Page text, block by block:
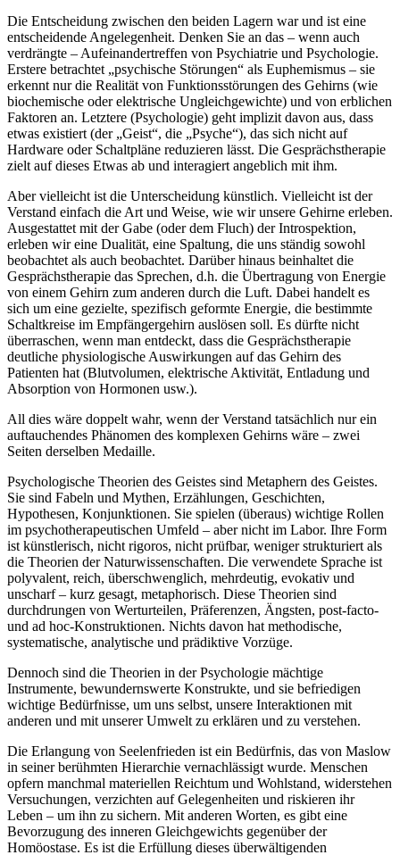
Die Entscheidung zwischen den beiden Lagern war und ist eine
entscheidende Angelegenheit. Denken Sie an das – wenn auch
verdrängte – Aufeinandertreffen von Psychiatrie und Psychologie.
Erstere betrachtet „psychische Störungen“ als Euphemismus – sie
erkennt nur die Realität von Funktionsstörungen des Gehirns (wie
biochemische oder elektrische Ungleichgewichte) und von erblichen
Faktoren an. Letztere (Psychologie) geht implizit davon aus, dass
etwas existiert (der „Geist“, die „Psyche“), das sich nicht auf
Hardware oder Schaltpläne reduzieren lässt. Die Gesprächstherapie
zielt auf dieses Etwas ab und interagiert angeblich mit ihm.
Aber vielleicht ist die Unterscheidung künstlich. Vielleicht ist der
Verstand einfach die Art und Weise, wie wir unsere Gehirne erleben.
Ausgestattet mit der Gabe (oder dem Fluch) der Introspektion,
erleben wir eine Dualität, eine Spaltung, die uns ständig sowohl
beobachtet als auch beobachtet. Darüber hinaus beinhaltet die
Gesprächstherapie das Sprechen, d.h. die Übertragung von Energie
von einem Gehirn zum anderen durch die Luft. Dabei handelt es
sich um eine gezielte, spezifisch geformte Energie, die bestimmte
Schaltkreise im Empfängergehirn auslösen soll. Es dürfte nicht
überraschen, wenn man entdeckt, dass die Gesprächstherapie
deutliche physiologische Auswirkungen auf das Gehirn des
Patienten hat (Blutvolumen, elektrische Aktivität, Entladung und
Absorption von Hormonen usw.).
All dies wäre doppelt wahr, wenn der Verstand tatsächlich nur ein
auftauchendes Phänomen des komplexen Gehirns wäre – zwei
Seiten derselben Medaille.
Psychologische Theorien des Geistes sind Metaphern des Geistes.
Sie sind Fabeln und Mythen, Erzählungen, Geschichten,
Hypothesen, Konjunktionen. Sie spielen (überaus) wichtige Rollen
im psychotherapeutischen Umfeld – aber nicht im Labor. Ihre Form
ist künstlerisch, nicht rigoros, nicht prüfbar, weniger strukturiert als
die Theorien der Naturwissenschaften. Die verwendete Sprache ist
polyvalent, reich, überschwenglich, mehrdeutig, evokativ und
unscharf – kurz gesagt, metaphorisch. Diese Theorien sind
durchdrungen von Werturteilen, Präferenzen, Ängsten, post-facto-
und ad hoc-Konstruktionen. Nichts davon hat methodische,
systematische, analytische und prädiktive Vorzüge.
Dennoch sind die Theorien in der Psychologie mächtige
Instrumente, bewundernswerte Konstrukte, und sie befriedigen
wichtige Bedürfnisse, um uns selbst, unsere Interaktionen mit
anderen und mit unserer Umwelt zu erklären und zu verstehen.
Die Erlangung von Seelenfrieden ist ein Bedürfnis, das von Maslow
in seiner berühmten Hierarchie vernachlässigt wurde. Menschen
opfern manchmal materiellen Reichtum und Wohlstand, widerstehen
Versuchungen, verzichten auf Gelegenheiten und riskieren ihr
Leben – um ihn zu sichern. Mit anderen Worten, es gibt eine
Bevorzugung des inneren Gleichgewichts gegenüber der
Homöostase. Es ist die Erfüllung dieses überwältigenden